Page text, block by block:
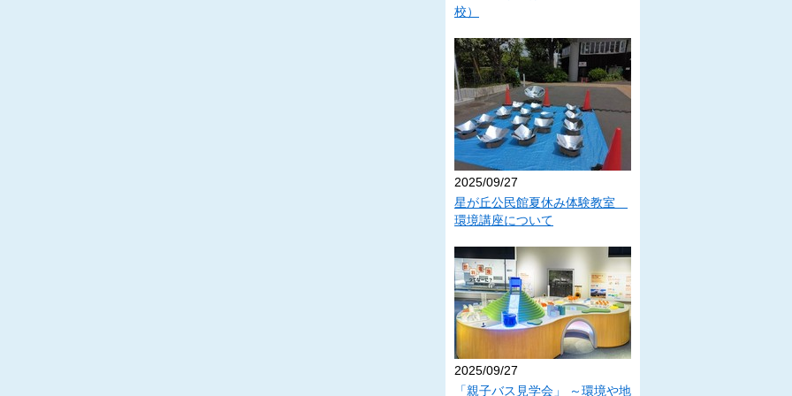
校）
2025/09/27
星が丘公民館夏休み体験教室
環境講座について
2025/09/27
「親子バス見学会」 ～環境や地